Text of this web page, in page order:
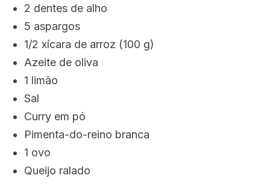
2 dentes de alho
5 aspargos
1/2 xícara de arroz (100 g)
Azeite de oliva
1 limão
Sal
Curry em pó
Pimenta-do-reino branca
1 ovo
Queijo ralado